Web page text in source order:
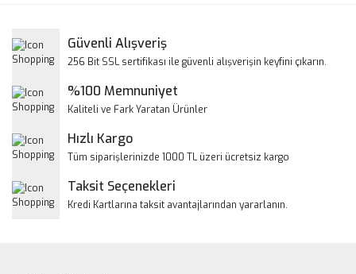
Yorum Yaz
Ürün resmi kalitesiz, bozuk veya görüntülenemiyor.
Ürün bilgilerinde hatalar bulunuyor.
Bu ürüne benzer farklı alternatifler olmalı.
Güvenli Alışveriş
256 Bit SSL sertifikası ile güvenli alışverişin keyfini çıkarın.
%100 Memnuniyet
Kaliteli ve Fark Yaratan Ürünler
Hızlı Kargo
Tüm siparişlerinizde 1000 TL üzeri ücretsiz kargo
Taksit Seçenekleri
Kredi Kartlarına taksit avantajlarından yararlanın.